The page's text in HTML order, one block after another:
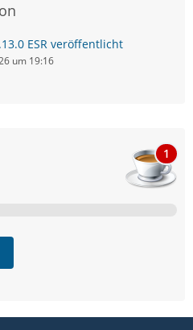
ESR veröffentlicht
um 19:16
1